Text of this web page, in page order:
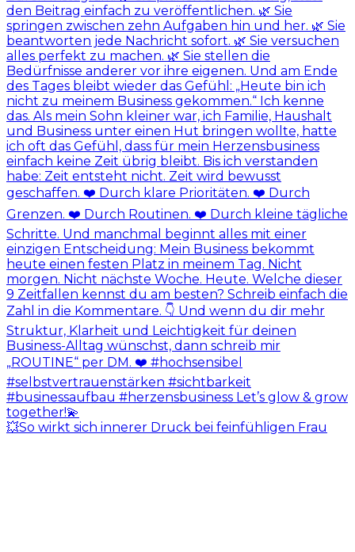
💥So wirkt sich innerer Druck bei feinfühligen Frau